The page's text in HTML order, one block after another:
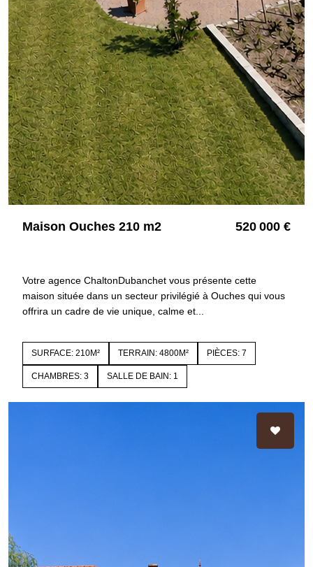
Maison Ouches 210 m2 520 000 €
Votre agence ChaltonDubanchet vous présente cette
maison située dans un secteur privilégié à Ouches qui vous
offrira un cadre de vie unique, calme et...
SURFACE: 210M² TERRAIN: 4800M² PIÈCES: 7
CHAMBRES: 3 SALLE DE BAIN: 1